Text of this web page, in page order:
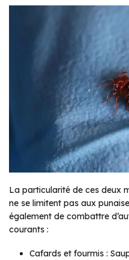
La particularité de ces deux
ne se limitent pas aux
également de combattre
courants :
Cafards et fourmis :